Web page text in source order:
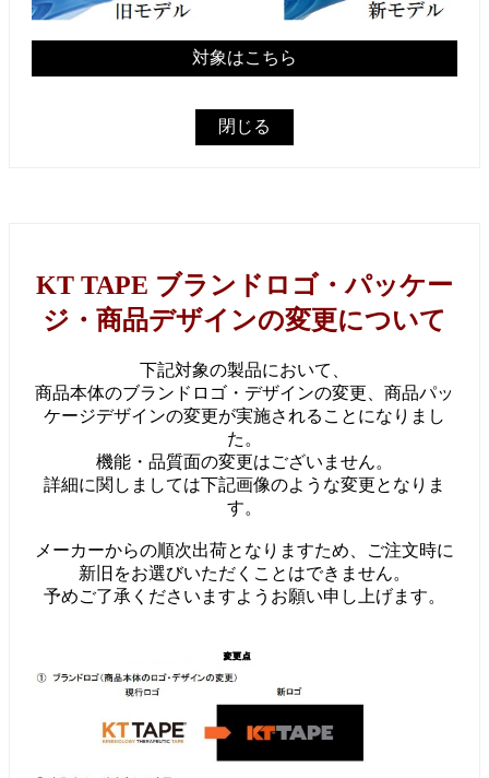
対象はこちら
閉じる
KT TAPE ブランドロゴ・パッケー
ジ・商品デザインの変更について
下記対象の製品において、
商品本体のブランドロゴ・デザインの変更、商品パッ
ケージデザインの変更が実施されることになりまし
た。
機能・品質面の変更はございません。
詳細に関しましては下記画像のような変更となりま
す。
メーカーからの順次出荷となりますため、ご注文時に
新旧をお選びいただくことはできません。
予めご了承くださいますようお願い申し上げます。